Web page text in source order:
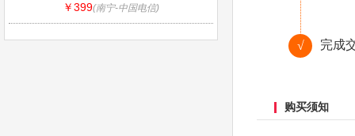
￥399(南宁-中国电信)
√ 完成
购买须知